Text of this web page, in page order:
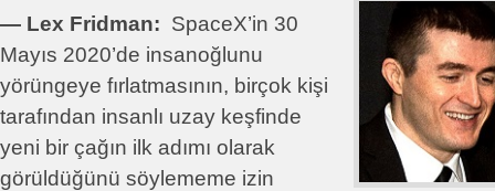
― Lex Fridman: SpaceX’in 30
Mayıs 2020’de insanoğlunu
yörüngeye fırlatmasının, birçok kişi
tarafından insanlı uzay keşfinde
yeni bir çağın ilk adımı olarak
görüldüğünü söylememe izin